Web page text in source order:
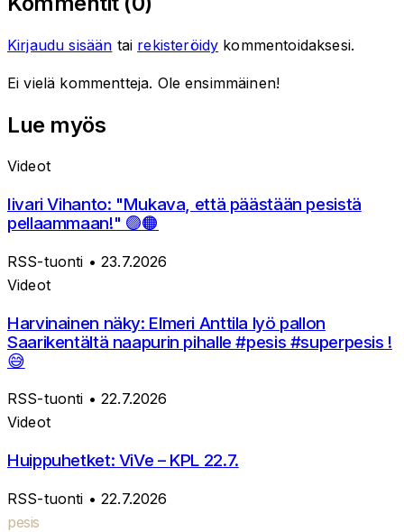
Kirjaudu sisään tai rekisteröidy kommentoidaksesi.
Ei vielä kommentteja. Ole ensimmäinen!
Lue myös
Videot
Iivari Vihanto: "Mukava, että päästään pesistä
pellaammaan!" 🟣🟠
RSS-tuonti • 23.7.2026
Videot
Harvinainen näky: Elmeri Anttila lyö pallon
Saarikentältä naapurin pihalle #pesis #superpesis !
😅
RSS-tuonti • 22.7.2026
Videot
Huippuhetket: ViVe – KPL 22.7.
RSS-tuonti • 22.7.2026
pesis